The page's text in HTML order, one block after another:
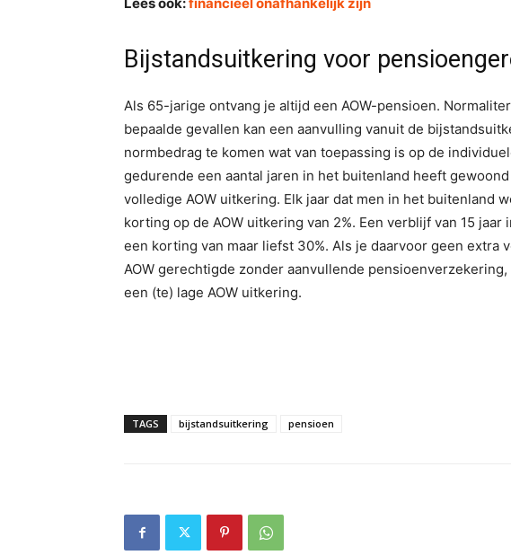
Bijstandsuitkering voor
Als 65-jarige ontvang je altijd een AOW-pensioen.
bepaalde gevallen kan een aanvulling vanuit de
normbedrag te komen wat van toepassing is op de
gedurende een aantal jaren in het buitenland heeft
volledige AOW uitkering. Elk jaar dat men in het buitenland
korting op de AOW uitkering van 2%. Een verblijf van 15
een korting van maar liefst 30%. Als je daarvoor geen extra
AOW gerechtigde zonder aanvullende
een (te) lage AOW uitkering.
TAGS bijstandsuitkering pensioen